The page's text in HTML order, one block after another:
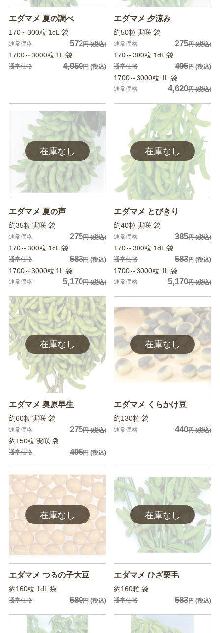
エダマメ 夏の調べ
170～300粒 1dL 袋
通常価格 572円(税込)
1700～3000粒 1L 袋
通常価格 4,950円(税込)
エダマメ 夕涼み
約50粒 実咲 袋
通常価格 275円(税込)
170～300粒 1dL 袋
通常価格 495円(税込)
1700～3000粒 1L 袋
通常価格 4,620円(税込)
エダマメ 夏の声
約35粒 実咲 袋
通常価格 275円(税込)
170～300粒 1dL 袋
通常価格 583円(税込)
1700～3000粒 1L 袋
通常価格 5,170円(税込)
エダマメ とびきり
約40粒 実咲 袋
通常価格 385円(税込)
170～300粒 1dL 袋
通常価格 583円(税込)
1700～3000粒 1L 袋
通常価格 5,170円(税込)
エダマメ 奥原早生
約60粒 実咲 袋
通常価格 275円(税込)
約150粒 実咲 袋
通常価格 495円(税込)
エダマメ くらかけ豆
約130粒 袋
通常価格 440円(税込)
エダマメ つるの子大豆
約160粒 1dL 袋
通常価格 580円(税込)
エダマメ ひざ栗毛
約160粒 袋
通常価格 583円(税込)